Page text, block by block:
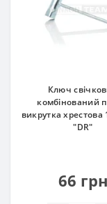
Ключ
комбінований
викрутка
"DR"
66 грн